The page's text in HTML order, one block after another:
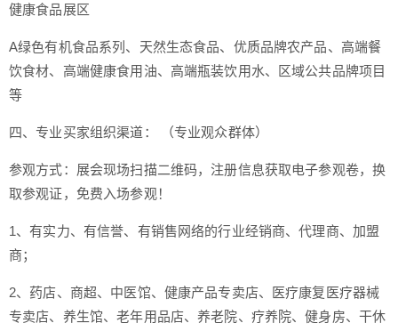
健康食品展区
A绿色有机食品系列、天然生态食品、优质品牌农产品、高端餐
饮食材、高端健康食用油、高端瓶装饮用水、区域公共品牌项目
等
四、专业买家组织渠道： （专业观众群体）
参观方式：展会现场扫描二维码，注册信息获取电子参观卷，换
取参观证，免费入场参观！
1、有实力、有信誉、有销售网络的行业经销商、代理商、加盟
商；
2、药店、商超、中医馆、健康产品专卖店、医疗康复医疗器械
专卖店、养生馆、老年用品店、养老院、疗养院、健身房、干休